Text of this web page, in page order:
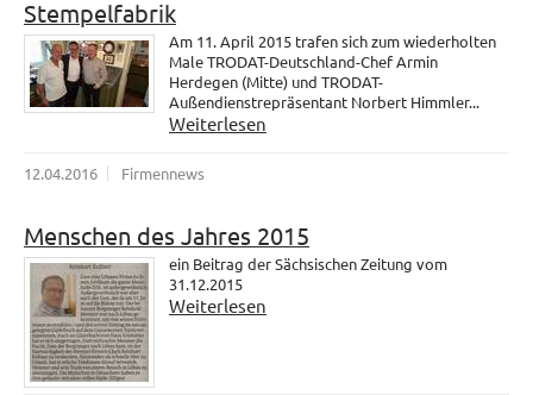
Stempelfabrik
Am 11. April 2015 trafen sich zum wiederholten
Male TRODAT-Deutschland-Chef Armin
Herdegen (Mitte) und TRODAT-
Außendienstrepräsentant Norbert Himmler...
Weiterlesen
12.04.2016 Firmennews
Menschen des Jahres 2015
ein Beitrag der Sächsischen Zeitung vom
31.12.2015
Weiterlesen